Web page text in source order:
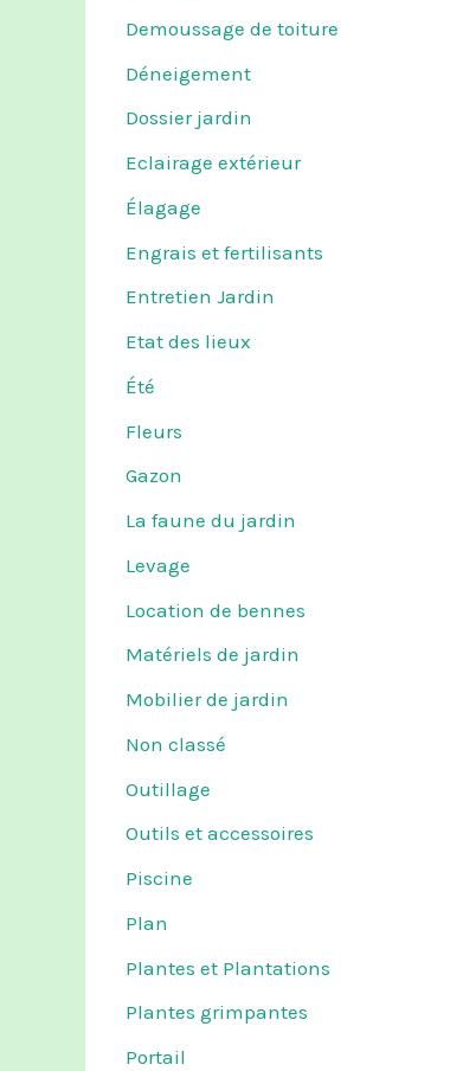
Demoussage de toiture
Déneigement
Dossier jardin
Eclairage extérieur
Élagage
Engrais et fertilisants
Entretien Jardin
Etat des lieux
Été
Fleurs
Gazon
La faune du jardin
Levage
Location de bennes
Matériels de jardin
Mobilier de jardin
Non classé
Outillage
Outils et accessoires
Piscine
Plan
Plantes et Plantations
Plantes grimpantes
Portail